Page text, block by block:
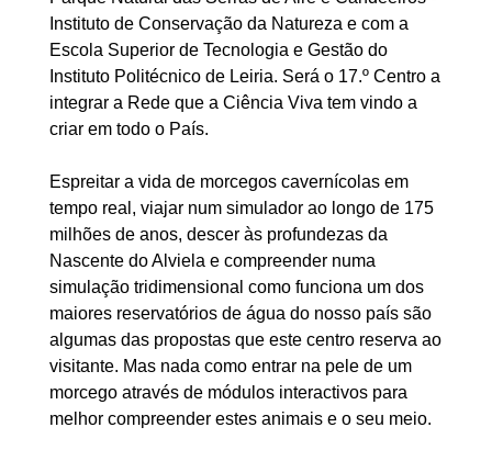
Instituto de Conservação da Natureza e com a
Escola Superior de Tecnologia e Gestão do
Instituto Politécnico de Leiria. Será o 17.º Centro a
integrar a Rede que a Ciência Viva tem vindo a
criar em todo o País.
Espreitar a vida de morcegos cavernícolas em
tempo real, viajar num simulador ao longo de 175
milhões de anos, descer às profundezas da
Nascente do Alviela e compreender numa
simulação tridimensional como funciona um dos
maiores reservatórios de água do nosso país são
algumas das propostas que este centro reserva ao
visitante. Mas nada como entrar na pele de um
morcego através de módulos interactivos para
melhor compreender estes animais e o seu meio.